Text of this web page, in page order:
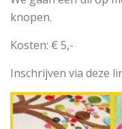
knopen.
Kosten: € 5,-
Inschrijven via deze